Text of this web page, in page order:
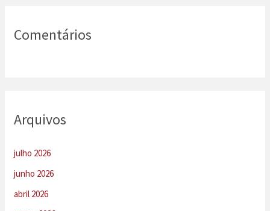
Comentários
Arquivos
julho 2026
junho 2026
abril 2026